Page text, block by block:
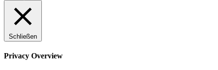
Schließen
Privacy Overview